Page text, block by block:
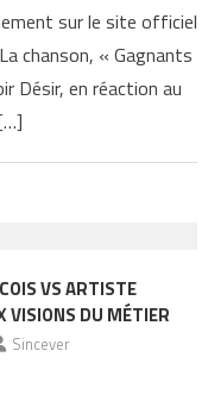
sur le site officiel
chanson, « Gagnants
Désir, en réaction au
VS ARTISTE
VISIONS DU MÉTIER
Sincever